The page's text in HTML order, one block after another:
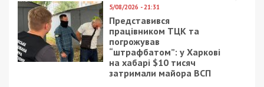
5/08/2026 - 21:31
Представився
працівником ТЦК та
погрожував
“штрафбатом”: у Харкові
на хабарі $10 тисяч
затримали майора ВСП